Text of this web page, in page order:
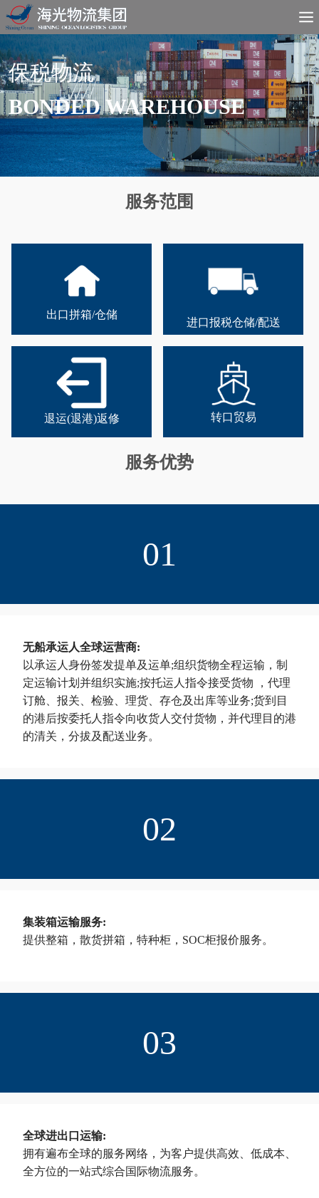
保税物流
BONDED WAREHOUSE
服务范围
出口拼箱/仓储
进口报税仓储/配送
退运(退港)返修 转口贸易
服务优势
01
无船承运人全球运营商:
以承运人身份签发提单及运单;组织货物全程运输，制
定运输计划并组织实施;按托运人指令接受货物 ，代理
订舱、报关、检验、理货、存仓及出库等业务;货到目
的港后按委托人指令向收货人交付货物，并代理目的港
的清关，分拔及配送业务。
02
集装箱运输服务:
提供整箱，散货拼箱，特种柜，SOC柜报价服务。
03
全球进出口运输:
拥有遍布全球的服务网络，为客户提供高效、低成本、
全方位的一站式综合国际物流服务。